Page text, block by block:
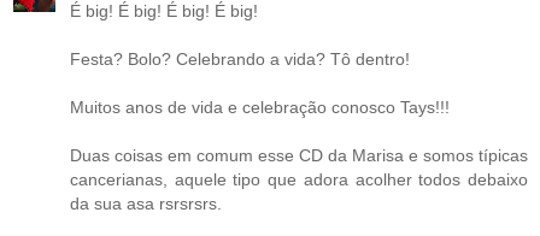
É big! É big! É big! É big!
Festa? Bolo? Celebrando a vida? Tô dentro!
Muitos anos de vida e celebração conosco Tays!!!
Duas coisas em comum esse CD da Marisa e somos típicas
cancerianas, aquele tipo que adora acolher todos debaixo
da sua asa rsrsrsrs.